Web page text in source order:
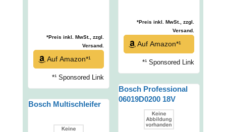
*Preis inkl. MwSt., zzgl.
Versand.
Auf Amazon*¹
*¹ Sponsored Link
Bosch Multischleifer
*Preis inkl. MwSt., zzgl.
Versand.
Auf Amazon*¹
*¹ Sponsored Link
Bosch Professional
06019D0200 18V
System Akku
Schwingschleifer GSS